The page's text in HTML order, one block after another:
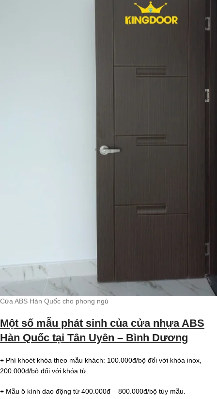
Cửa ABS Hàn Quốc cho phong ngủ
Một số mẫu phát sinh của cửa nhựa ABS
Hàn Quốc tại Tân Uyên – Bình Dương
+ Phí khoét khóa theo mẫu khách: 100.000đ/bộ đối với khóa inox,
200.000đ/bộ đối với khóa từ.
+ Mẫu ô kính dao động từ 400.000đ – 800.000đ/bộ tùy mẫu.